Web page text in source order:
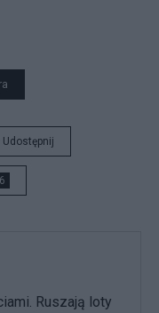
Udostępnij
6
Ruszają loty